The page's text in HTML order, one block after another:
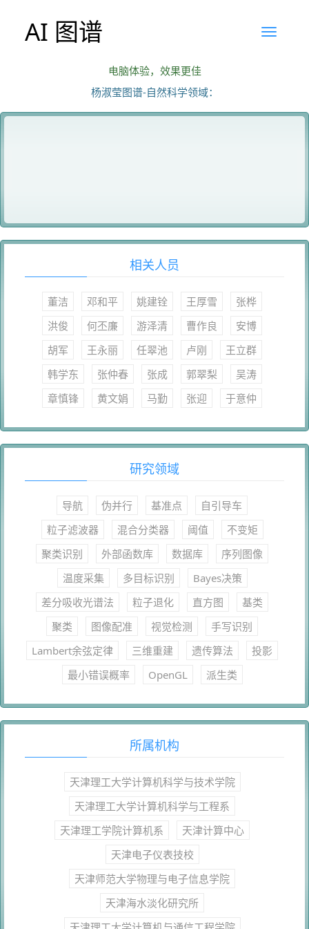
AI 图谱
电脑体验，效果更佳
杨淑莹图谱-自然科学领域：
相关人员
董洁 邓和平 姚建铨 王厚雪
张桦
洪俊
何丕廉 游泽清 曹作良
安博
胡军
王永丽 任翠池 卢刚
王立群
韩学东
张仲春 张成 郭翠梨
吴涛
章慎锋
黄文娟 马勤 张迎 于意仲
研究领域
导航 伪并行 基准点
自引导车
粒子滤波器
混合分类器 阈值
不变矩
聚类识别
外部函数库 数据库
序列图像
温度采集
多目标识别
Bayes决策
差分吸收光谱法
粒子退化 直方图
基类
聚类
图像配准 视觉检测
手写识别
Lambert余弦定律
三维重建 遗传算法
投影
最小错误概率
OpenGL 派生类
所属机构
天津理工大学计算机科学与技术学院
天津理工大学计算机科学与工程系
天津理工学院计算机系
天津计算中心
天津电子仪表技校
天津师范大学物理与电子信息学院
天津海水淡化研究所